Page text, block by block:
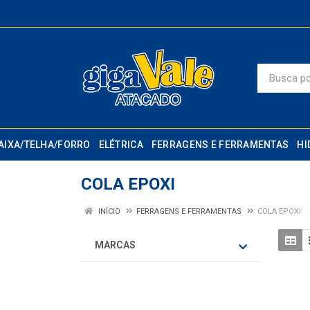
TELHA/FORRO ELÉTRICA FERRAGENS E FERRAMENTAS
COLA EPOXI
INÍCIO FERRAGENS E FERRAMENTAS COLA EPOXI
MARCAS